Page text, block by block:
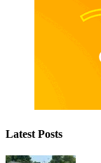
Latest Posts